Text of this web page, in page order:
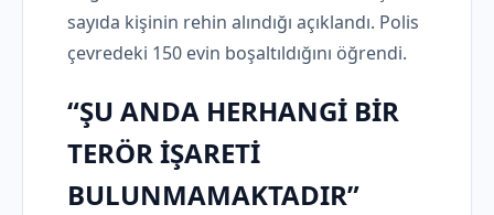
sayıda kişinin rehin alındığı açıklandı. Polis
çevredeki 150 evin boşaltıldığını öğrendi.
“ŞU ANDA HERHANGİ BİR
TERÖR İŞARETİ
BULUNMAMAKTADIR”